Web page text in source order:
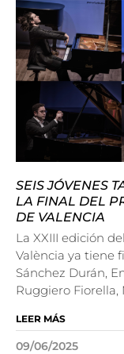
SEIS JÓVENES
LA FINAL DEL
DE VALENCIA
La XXIII edición
València ya tiene
Sánchez Durán,
Ruggiero Fiorella,
LEER MÁS
09/06/2025